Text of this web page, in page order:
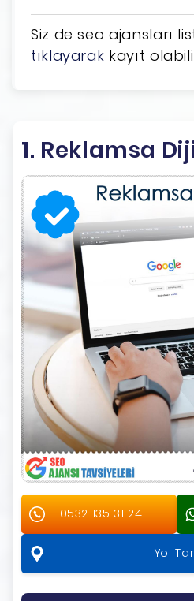
Siz de seo ajansları
tıklayarak kayıt
1. Reklamsa
0532 135 31 24
Yol